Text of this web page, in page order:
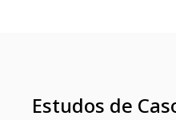
Estudos de